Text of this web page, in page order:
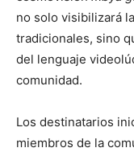
no solo visibilizará
tradicionales, sino
del lenguaje
comunidad.
Los destinatarios
miembros de la